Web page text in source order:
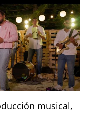
musical,